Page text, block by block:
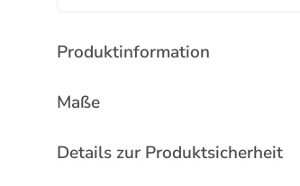
Produktinformation
Maße
Details zur Produktsicherheit